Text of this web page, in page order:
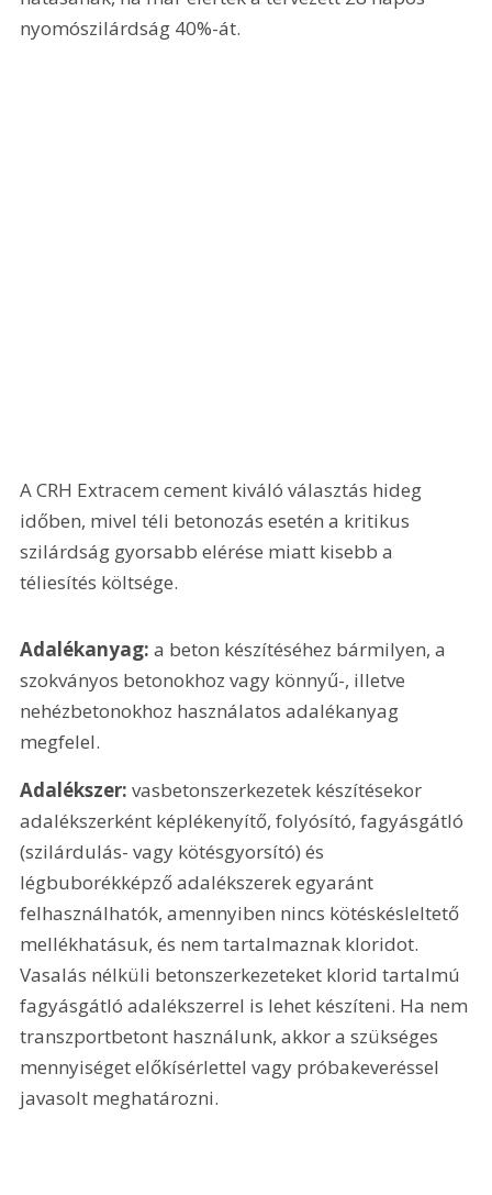
nyomószilárdság 40%-át.
A CRH Extracem cement kiváló választás hideg
időben, mivel téli betonozás esetén a kritikus
szilárdság gyorsabb elérése miatt kisebb a
téliesítés költsége.
Adalékanyag: a beton készítéséhez bármilyen, a
szokványos betonokhoz vagy könnyű-, illetve
nehézbetonokhoz használatos adalékanyag
megfelel.
Adalékszer: vasbetonszerkezetek készítésekor
adalékszerként képlékenyítő, folyósító, fagyásgátló
(szilárdulás- vagy kötésgyorsító) és
légbuborékképző adalékszerek egyaránt
felhasználhatók, amennyiben nincs kötéskésleltető
mellékhatásuk, és nem tartalmaznak kloridot.
Vasalás nélküli betonszerkezeteket klorid tartalmú
fagyásgátló adalékszerrel is lehet készíteni. Ha nem
transzportbetont használunk, akkor a szükséges
mennyiséget előkísérlettel vagy próbakeveréssel
javasolt meghatározni.